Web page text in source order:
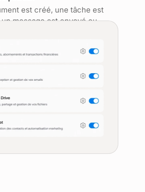
est créé, une tâche est
message est envoyé ou